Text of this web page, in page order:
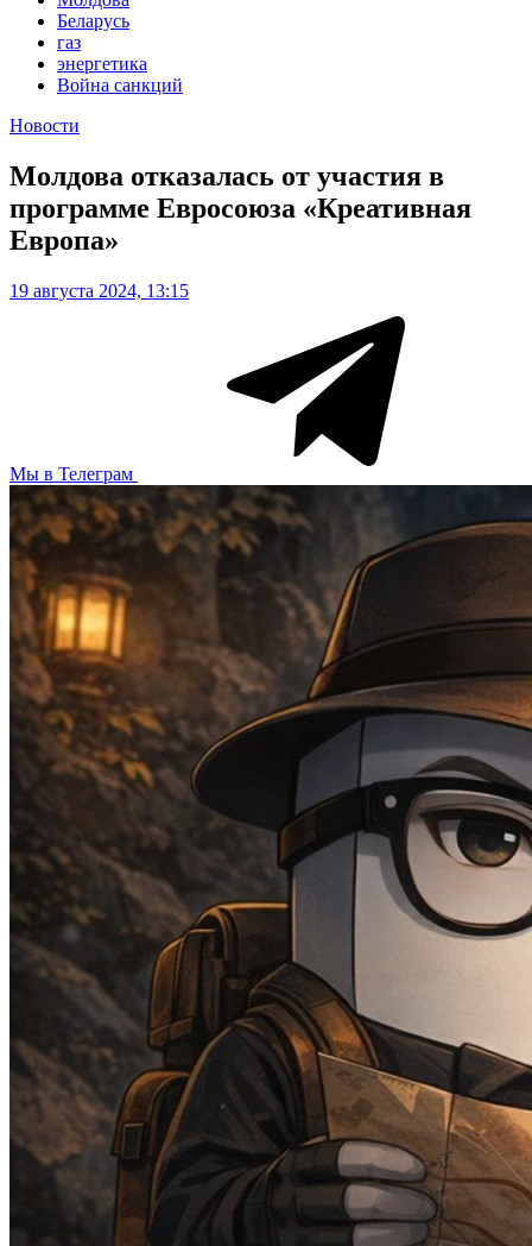
Беларусь
газ
энергетика
Война санкций
Новости
Молдова отказалась от участия в
программе Евросоюза «Креативная
Европа»
19 августа 2024, 13:15
Мы в Телеграм